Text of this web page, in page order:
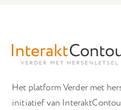
Het platform Verder met
initiatief van